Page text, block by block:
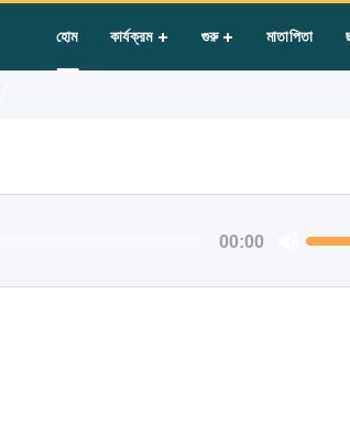
হোম কার্যক্রম গুরু মাতাপিতা
Group Singing»রাম হরে সাই কৃষ্ণ
00:00
বা